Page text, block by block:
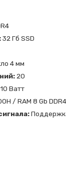
32 Гб SSD
4 мм
20
Ватт
/ RAM 8 Gb